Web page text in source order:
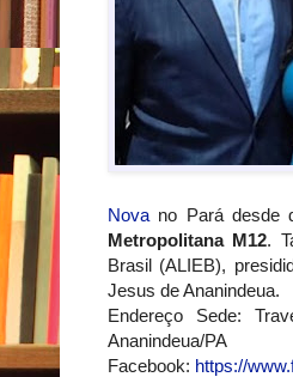
Nova no Pará desde
Metropolitana M12.
Brasil (ALIEB),
Jesus de Ananindeua.
Endereço Sede:
Ananindeua/PA
Facebook: https://